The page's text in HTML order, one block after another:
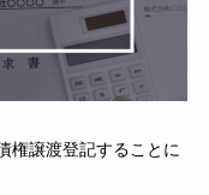
権譲渡登記することに